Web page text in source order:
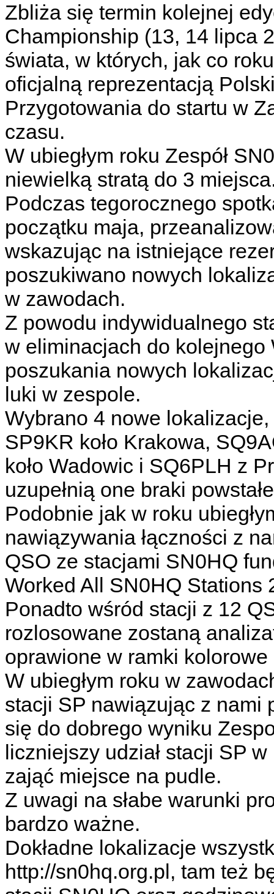
Zbliża się termin kolejnej
Championship (13, 14 lipca
świata, w których, jak co
oficjalną reprezentacją
Przygotowania do startu w
czasu.
W ubiegłym roku Zespół
niewielką stratą do 3
Podczas tegorocznego
początku maja,
wskazując na istniejące
poszukiwano nowych
w zawodach.
Z powodu indywidualnego
w eliminacjach do
poszukania nowych
luki w zespole.
Wybrano 4 nowe
SP9KR koło Krakowa,
koło Wadowic i SQ6PLH z
uzupełnią one braki
Podobnie jak w roku
nawiązywania łączności z
QSO ze stacjami SN0HQ
Worked All SN0HQ Stations
Ponadto wśród stacji z 12
rozlosowane zostaną
oprawione w ramki
W ubiegłym roku w
stacji SP nawiązując z nami
się do dobrego wyniku
liczniejszy udział stacji SP
zająć miejsce na pudle.
Z uwagi na słabe warunki
bardzo ważne.
Dokładne lokalizacje
http://sn0hq.org.pl, tam też